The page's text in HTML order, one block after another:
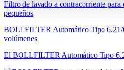
Filtro de lavado a contracorriente para
pequeños
BOLLFILTER Automático Tipo 6.21/
volúmenes
El BOLLFILTER Automático Tipo